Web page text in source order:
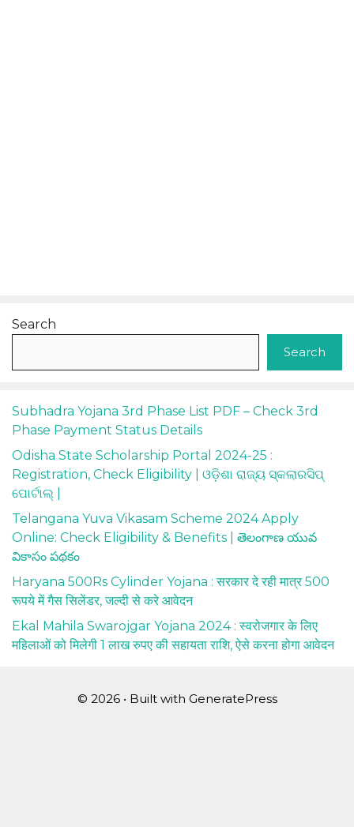
Search
Search
Subhadra Yojana 3rd Phase List PDF – Check 3rd
Phase Payment Status Details
Odisha State Scholarship Portal 2024-25 :
Registration, Check Eligibility | ଓଡ଼ିଶା ରାଜ୍ୟ ସ୍କଲାରସିପ୍
ପୋର୍ଟାଲ୍ |
Telangana Yuva Vikasam Scheme 2024 Apply
Online: Check Eligibility & Benefits | తెలంగాణ యువ
వికాసం పథకం
Haryana 500Rs Cylinder Yojana : सरकार दे रही मात्र 500
रूपये में गैस सिलेंडर, जल्दी से करे आवेदन
Ekal Mahila Swarojgar Yojana 2024 : स्वरोजगार के लिए
महिलाओं को मिलेगी 1 लाख रुपए की सहायता राशि, ऐसे करना होगा आवेदन
© 2026 • Built with GeneratePress